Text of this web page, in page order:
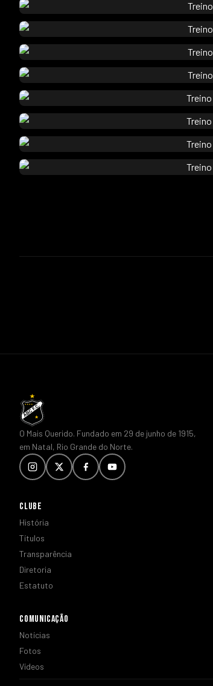
O Mais Querido. Fundado em 29 de junho de 1915,
em Natal, Rio Grande do Norte.
CLUBE
História
Títulos
Transparência
Diretoria
Estatuto
COMUNICAÇÃO
Notícias
Fotos
Vídeos